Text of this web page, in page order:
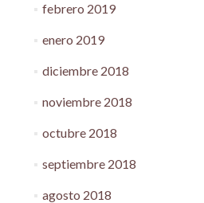
febrero 2019
enero 2019
diciembre 2018
noviembre 2018
octubre 2018
septiembre 2018
agosto 2018